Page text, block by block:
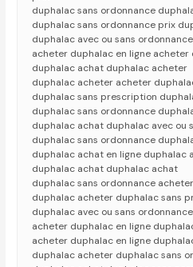
duphalac sans ordonnance
duphalac sans ordonnance prix
duphalac avec ou sans
acheter duphalac en ligne acheter
duphalac achat duphalac acheter
duphalac acheter acheter
duphalac sans prescription
duphalac sans ordonnance
duphalac achat duphalac avec ou
duphalac sans ordonnance
duphalac achat en ligne duphalac
duphalac achat duphalac achat
duphalac sans ordonnance
duphalac acheter duphalac sans
duphalac avec ou sans
acheter duphalac en ligne
acheter duphalac en ligne
duphalac acheter duphalac sans